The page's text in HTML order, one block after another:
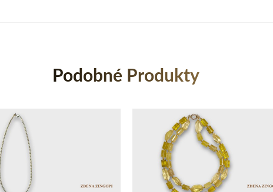
Podobné Produkty